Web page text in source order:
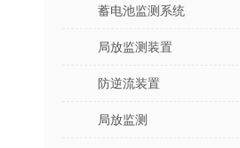
蓄电池监测系统
局放监测装置
防逆流装置
局放监测